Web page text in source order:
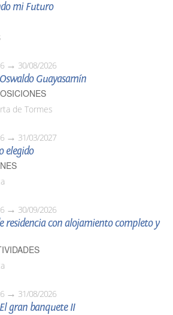
mi Futuro
30/08/2026
Guayasamín
de Tormes
31/03/2027
elegido
30/09/2026
residencia con alojamiento completo y
31/08/2026
gran banquete II